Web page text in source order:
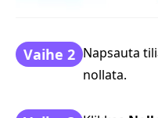
Vaihe 2 Napsauta
nollata.